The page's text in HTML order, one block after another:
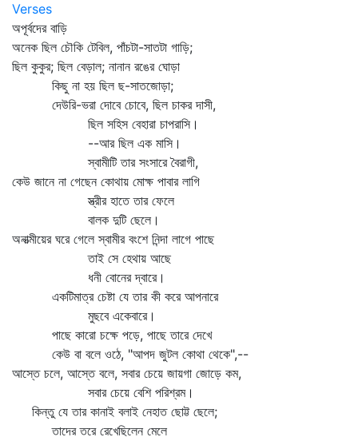
Verses
অপূর্বদের বাড়ি
অনেক ছিল চৌকি টেবিল, পাঁচটা-সাতটা গাড়ি;
ছিল কুকুর; ছিল বেড়াল; নানান রঙের ঘোড়া
কিছু না হয় ছিল ছ-সাতজোড়া;
দেউরি-ভরা দোবে চোবে, ছিল চাকর দাসী,
ছিল সহিস বেহারা চাপরাসি।
--আর ছিল এক মাসি।
স্বামীটি তার সংসারে বৈরাগী,
কেউ জানে না গেছেন কোথায় মোক্ষ পাবার লাগি
স্ত্রীর হাতে তার ফেলে
বালক দুটি ছেলে।
অনাত্মীয়ের ঘরে গেলে স্বামীর বংশে নিন্দা লাগে পাছে
তাই সে হেথায় আছে
ধনী বোনের দ্বারে।
একটিমাত্র চেষ্টা যে তার কী করে আপনারে
মুছবে একেবারে।
পাছে কারো চক্ষে পড়ে, পাছে তারে দেখে
কেউ বা বলে ওঠে, "আপদ জুটল কোথা থেকে",--
আস্তে চলে, আস্তে বলে, সবার চেয়ে জায়গা জোড়ে কম,
সবার চেয়ে বেশি পরিশ্রম।
কিন্তু যে তার কানাই বলাই নেহাত ছোট্ট ছেলে;
তাদের তরে রেখেছিলেন মেলে